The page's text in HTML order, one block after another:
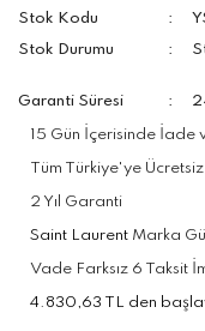
Stok Kodu
Stok Durumu
Garanti Süresi
15 Gün İçerisinde İade
Tüm Türkiye'ye
2 Yıl Garanti
Saint Laurent Marka
Vade Farksız 6 Taksit
4.830,63 TL den